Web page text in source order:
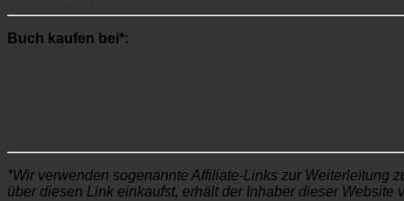
Buch kaufen bei*:
*Wir verwenden sogenannte Affiliate-Links zur Weiterleitung
über diesen Link einkaufst, erhält der Inhaber dieser